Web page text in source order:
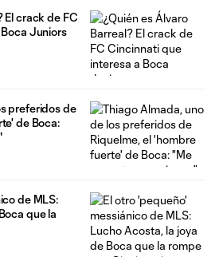
El crack de FC
Juniors
preferidos de
de Boca:
de MLS:
que la